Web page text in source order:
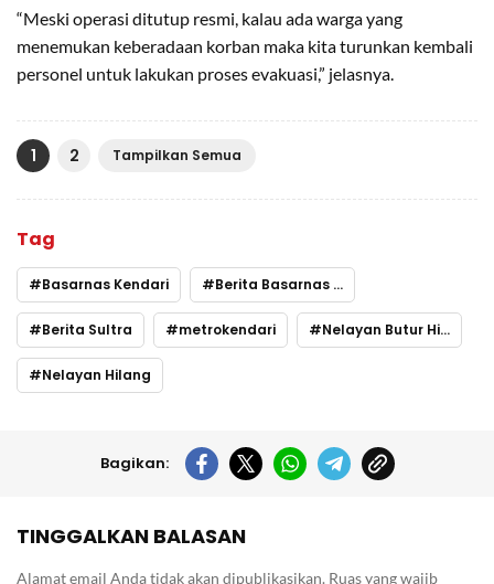
“Meski operasi ditutup resmi, kalau ada warga yang
menemukan keberadaan korban maka kita turunkan kembali
personel untuk lakukan proses evakuasi,” jelasnya.
1 2 Tampilkan Semua
Tag
Basarnas Kendari Berita Basarnas Hari ini
Berita Sultra metrokendari Nelayan Butur Hilang
Nelayan Hilang
Bagikan:
TINGGALKAN BALASAN
Alamat email Anda tidak akan dipublikasikan. Ruas yang wajib